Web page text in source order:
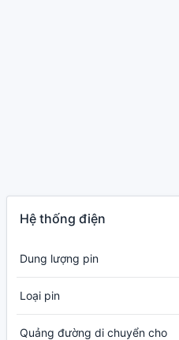
Hệ thống điện
Dung lượng pin
Loại pin
Quảng đường di chuyển cho